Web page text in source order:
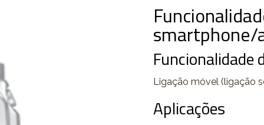
smartphone/
Funcionalidade
Ligação móvel (ligação
Aplicações